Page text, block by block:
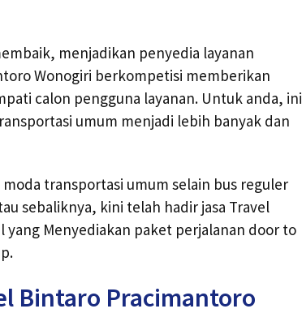
menjadikan penyedia layanan
Wonogiri berkompetisi memberikan
calon pengguna layanan. Untuk anda, ini
umum menjadi lebih banyak dan
transportasi umum selain bus reguler
sebaliknya, kini telah hadir jasa Travel
Menyediakan paket perjalanan door to
Bintaro Pracimantoro